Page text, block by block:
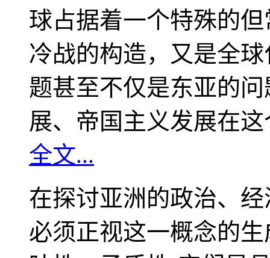
球占据着一个特殊的
冷战的构造，又是全
题甚至不仅是东亚的
展、帝国主义发展在
全文...
在探讨亚洲的政治、
必须正视这一概念的